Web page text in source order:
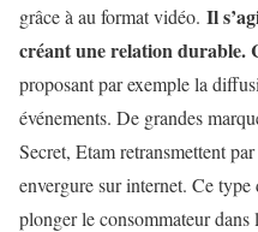
grâce à au format vidéo. Il
créant une relation durable.
proposant par exemple la
événements. De grandes
Secret, Etam retransmettent
envergure sur internet. Ce
plonger le consommateur